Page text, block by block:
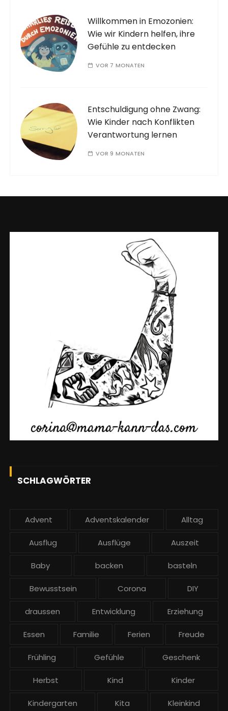
Willkommen in Emozonien:
Wie wir Kindern helfen, ihre
Gefühle zu entdecken
VOR 7 MONATEN
Entschuldigung ohne Zwang:
Wie Kinder nach Konflikten
Verantwortung lernen
VOR 9 MONATEN
SCHLAGWÖRTER
Advent Adventskalender Alltag
Ausflug Ausflüge Auszeit
Baby backen basteln
Bewusstsein Corona DIY
draussen Entwicklung Erziehung
Essen Familie Ferien Freude
Frühling Gefühle Geschenk
Herbst Kind Kinder
Kindergarten Kita Kleinkind